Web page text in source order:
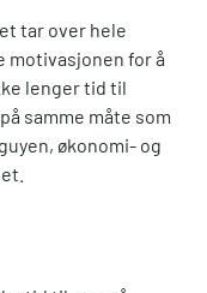
tar over hele
motivasjonen for å
lenger tid til
samme måte som
økonomi- og